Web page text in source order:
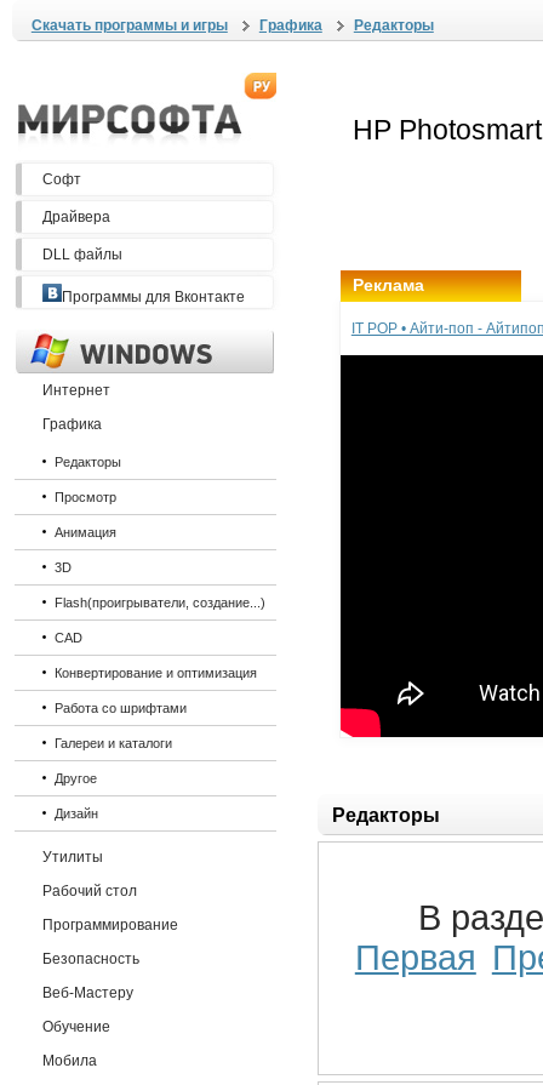
Скачать программы и игры Графика Редакторы
Софт
Драйвера
DLL файлы
Программы для Вконтакте
Интернет
Графика
Редакторы
Просмотр
Анимация
3D
Flash(проигрыватели, создание...)
CAD
Конвертирование и оптимизация
Работа со шрифтами
Галереи и каталоги
Другое
Дизайн
Утилиты
Рабочий стол
Программирование
Безопасность
Веб-Мастеру
Обучение
Мобила
Реклама
IT POP • Айти-поп -
Редакторы
В
Первая